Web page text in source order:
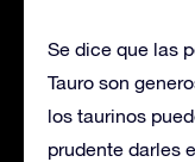
Se dice que las
Tauro son
los taurinos
prudente darles